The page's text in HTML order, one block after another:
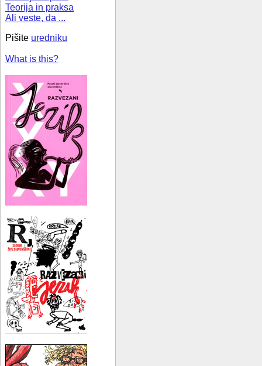
Teorija in praksa
Ali veste, da ...
Pišite uredniku
What is this?